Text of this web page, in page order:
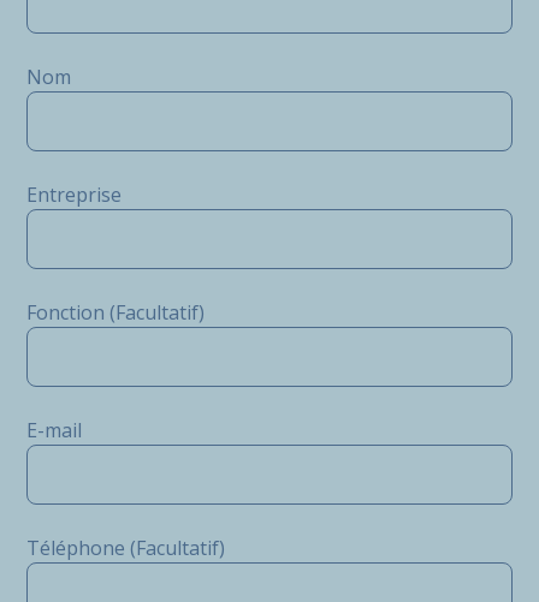
Nom
Entreprise
Fonction (Facultatif)
E-mail
Téléphone (Facultatif)